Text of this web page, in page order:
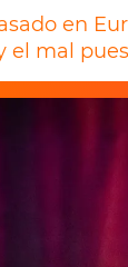
en
el mal